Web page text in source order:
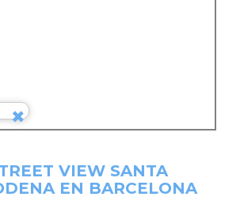
VIEW SANTA
EN BARCELONA